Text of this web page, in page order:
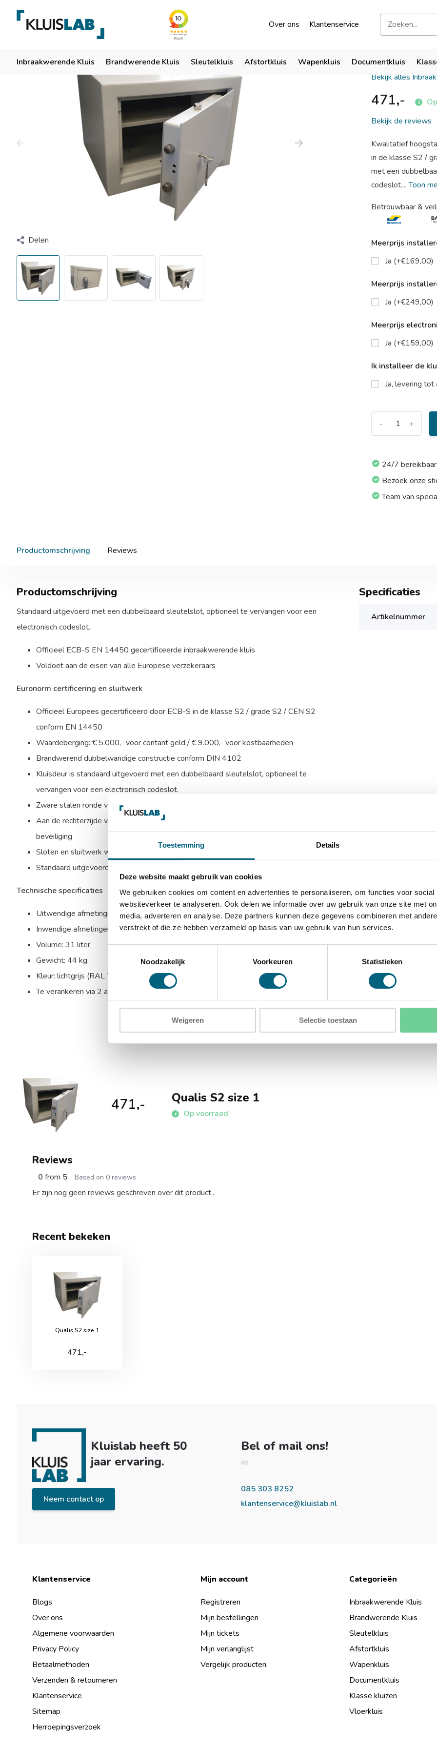
Toestemming Details
Deze website maakt gebruik van cookies
We gebruiken cookies om content en advertenties te personaliseren, om functies voor
websiteverkeer te analyseren. Ook delen we informatie over uw gebruik van onze site met
media, adverteren en analyse. Deze partners kunnen deze gegevens combineren met
verstrekt of die ze hebben verzameld op basis van uw gebruik van hun services.
Noodzakelijk
Voorkeuren Statistieken
Weigeren Selectie toestaan
Over ons Klantenservice
Inbraakwerende Kluis Brandwerende Kluis Sleutelkluis Afstortkluis Wapenkluis Documentkluis
Ruim 50 jaar ervaring
Bezoek onze showroom
Delen
Qualis
Bekijk alles
471,-
Bekijk de reviews
Kwalitatief
in de klasse S2 /
met een
codeslot....Toon
Betrouwbaar &
Meerprijs
Ja (+€169,00)
Meerprijs
Ja (+€249,00)
Meerprijs
Ja (+€159,00)
Ik installeer de
Ja, levering
+
-
24/7 bereikbaar
Bezoek onze
Team van
Productomschrijving Reviews
Productomschrijving
Standaard uitgevoerd met een dubbelbaard sleutelslot, optioneel te vervangen voor een
electronisch codeslot.
Officieel ECB-S EN 14450 gecertificeerde inbraakwerende kluis
Voldoet aan de eisen van alle Europese verzekeraars
Euronorm certificering en sluitwerk
Officieel Europees gecertificeerd door ECB-S in de klasse S2 / grade S2 / CEN S2
conform EN 14450
Waardeberging: € 5.000,- voor contant geld / € 9.000,- voor kostbaarheden
Brandwerend dubbelwandige constructie conform DIN 4102
Kluisdeur is standaard uitgevoerd met een dubbelbaard sleutelslot, optioneel te
vervangen voor een electronisch codeslot.
Zware stalen ronde verchroomde schoten aan bovenzijde, onderzijde en linkerzijde
Aan de rechterzijde valt een blinde schoot in de sponning van de kluis voor extra
beveiliging
Sloten en sluitwerk worden beschermd door mangaanstalen harde platen
Standaard uitgevoerd met 1 in hoogte verstelbaar uitneembaar legbord
Technische specificaties
Uitwendige afmetingen: 330 x 450 x 385 mm (HxBxD)
Inwendige afmetingen: 270 x 400 x 292 mm (HxBxD)
Volume: 31 liter
Gewicht: 44 kg
Kleur: lichtgrijs (RAL 7035)
Te verankeren via 2 ankergaten in de bodem en 2 ankergaten in de achterwand
Specificaties
Artikelnummer
471,- Qualis S2 size 1
Op voorraad
Reviews
0 from 5 Based on 0 reviews
Er zijn nog geen reviews geschreven over dit product..
Recent bekeken
Qualis S2 size 1
471,-
Kluislab heeft 50
jaar ervaring.
Neem contact op
Bel of mail ons!
as
085 303 8252
klantenservice@kluislab.nl
Klantenservice
Blogs
Over ons
Algemene voorwaarden
Privacy Policy
Betaalmethoden
Verzenden & retourneren
Klantenservice
Sitemap
Herroepingsverzoek
Mijn account
Registreren
Mijn bestellingen
Mijn tickets
Mijn verlanglijst
Vergelijk producten
Categorieën
Inbraakwerende Kluis
Brandwerende Kluis
Sleutelkluis
Afstortkluis
Wapenkluis
Documentkluis
Klasse kluizen
Vloerkluis